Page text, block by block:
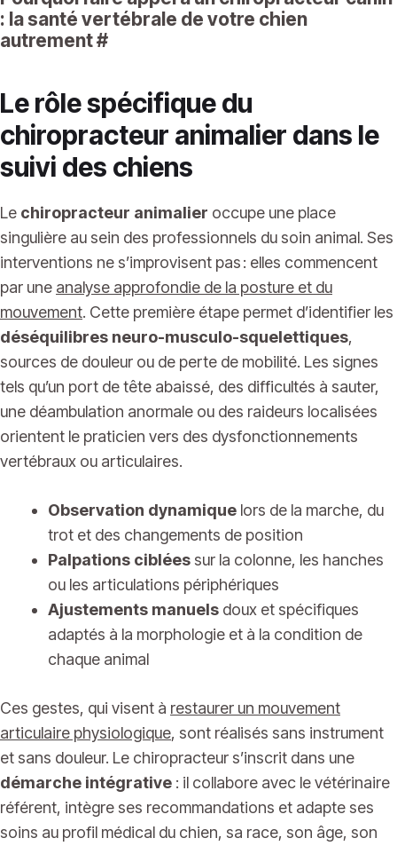
: la santé vertébrale de votre chien
autrement#
Le rôle spécifique du
chiropracteur animalier dans le
suivi des chiens
Le chiropracteur animalier occupe une place
singulière au sein des professionnels du soin animal. Ses
interventions ne s’improvisent pas : elles commencent
par une analyse approfondie de la posture et du
mouvement. Cette première étape permet d’identifier les
déséquilibres neuro-musculo-squelettiques,
sources de douleur ou de perte de mobilité. Les signes
tels qu’un port de tête abaissé, des difficultés à sauter,
une déambulation anormale ou des raideurs localisées
orientent le praticien vers des dysfonctionnements
vertébraux ou articulaires.
Observation dynamique lors de la marche, du
trot et des changements de position
Palpations ciblées sur la colonne, les hanches
ou les articulations périphériques
Ajustements manuels doux et spécifiques
adaptés à la morphologie et à la condition de
chaque animal
Ces gestes, qui visent à restaurer un mouvement
articulaire physiologique, sont réalisés sans instrument
et sans douleur. Le chiropracteur s’inscrit dans une
démarche intégrative : il collabore avec le vétérinaire
référent, intègre ses recommandations et adapte ses
soins au profil médical du chien, sa race, son âge, son